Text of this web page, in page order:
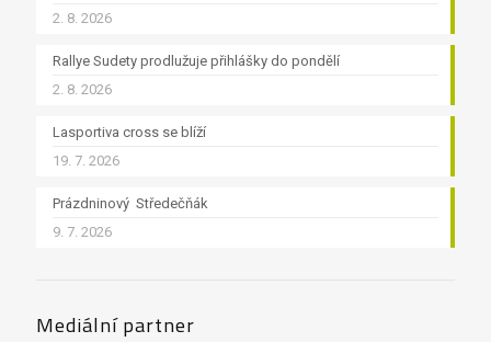
2. 8. 2026
Rallye Sudety prodlužuje přihlášky do pondělí
2. 8. 2026
Lasportiva cross se blíží
19. 7. 2026
Prázdninový Středečňák
9. 7. 2026
Mediální partner